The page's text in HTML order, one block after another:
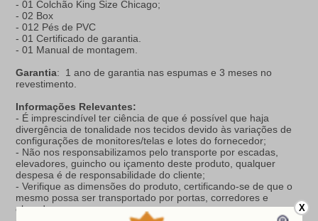
- 01 Colchão King Size Chicago;
- 02 Box
- 012 Pés de PVC
- 01 Certificado de garantia.
- 01 Manual de montagem.
Garantia: 1 ano de garantia nas espumas e 3 meses no
revestimento.
Informações Relevantes:
- É imprescindível ter ciência de que é possível que haja
divergência de tonalidade nos tecidos devido às variações de
configurações de monitores/telas e lotes do fornecedor;
- Não nos responsabilizamos pelo transporte por escadas,
elevadores, guincho ou içamento deste produto, qualquer
despesa é de responsabilidade do cliente;
- Verifique as dimensões do produto, certificando-se de que o
mesmo possa ser transportado por portas, corredores e
elevadores;
X